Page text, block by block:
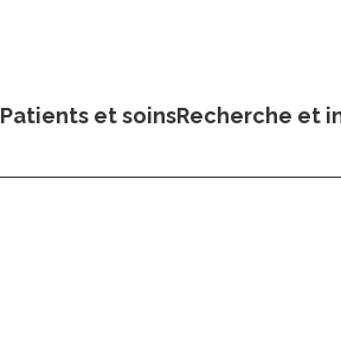
Patients et soinsRecherche et